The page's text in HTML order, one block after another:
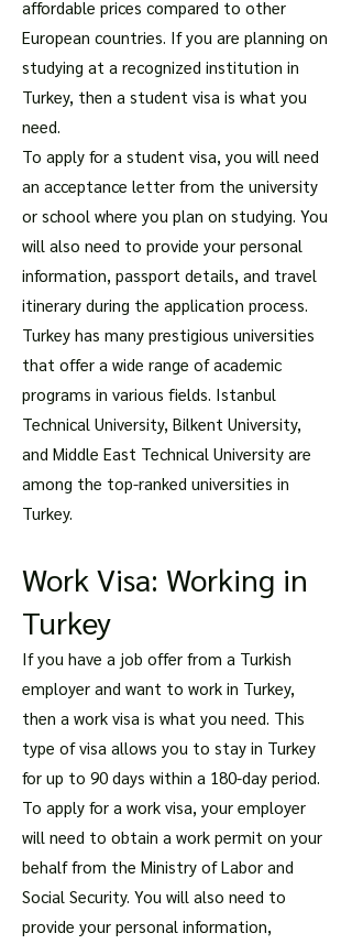
affordable prices compared to other
European countries. If you are planning on
studying at a recognized institution in
Turkey, then a student visa is what you
need.
To apply for a student visa, you will need
an acceptance letter from the university
or school where you plan on studying. You
will also need to provide your personal
information, passport details, and travel
itinerary during the application process.
Turkey has many prestigious universities
that offer a wide range of academic
programs in various fields. Istanbul
Technical University, Bilkent University,
and Middle East Technical University are
among the top-ranked universities in
Turkey.
Work Visa: Working in
Turkey
If you have a job offer from a Turkish
employer and want to work in Turkey,
then a work visa is what you need. This
type of visa allows you to stay in Turkey
for up to 90 days within a 180-day period.
To apply for a work visa, your employer
will need to obtain a work permit on your
behalf from the Ministry of Labor and
Social Security. You will also need to
provide your personal information,